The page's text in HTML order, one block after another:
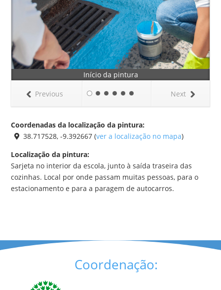
Início da pintura
Next
Previous
Coordenadas da localização da pintura:
38.717528, -9.392667 (ver a localização no mapa)
Localização da pintura:
Sarjeta no interior da escola, junto à saída traseira das
cozinhas. Local por onde passam muitas pessoas, para o
estacionamento e para a paragem de autocarros.
Coordenação: